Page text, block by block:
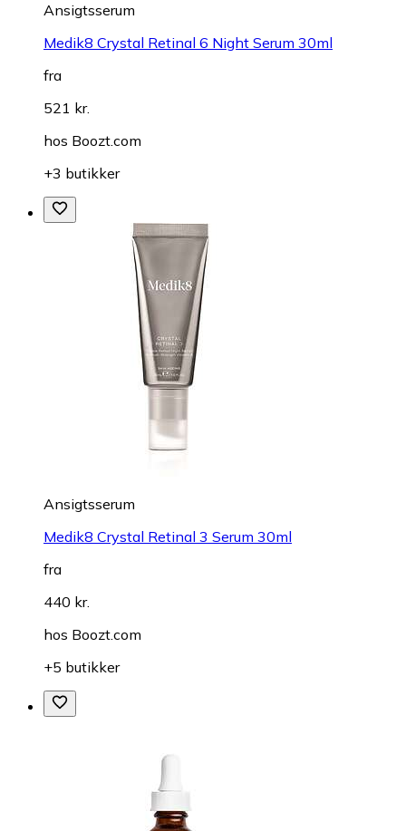
Ansigtsserum
Medik8 Crystal Retinal 6 Night Serum 30ml
fra
521 kr.
hos Boozt.com
+3 butikker
Ansigtsserum
Medik8 Crystal Retinal 3 Serum 30ml
fra
440 kr.
hos Boozt.com
+5 butikker